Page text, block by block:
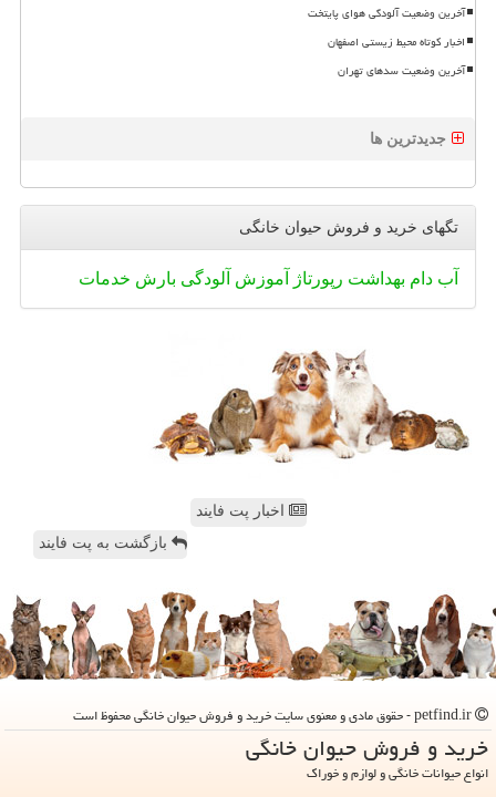
آخرین وضعیت آلودگی هوای پایتخت
اخبار کوتاه محیط زیستی اصفهان
آخرین وضعیت سدهای تهران
جدیدترین ها
تگهای خرید و فروش حیوان خانگی
آب دام بهداشت رپورتاژ آموزش آلودگی بارش خدمات
اخبار پت فایند
بازگشت به پت فایند
خرید و فروش حیوان خانگی
انواع حیوانات خانگی و لوازم و خوراک